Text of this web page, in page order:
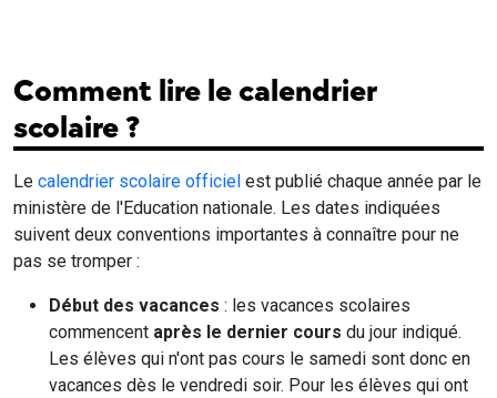
Comment lire le calendrier
scolaire ?
Le calendrier scolaire officiel est publié chaque année par le
ministère de l'Education nationale. Les dates indiquées
suivent deux conventions importantes à connaître pour ne
pas se tromper :
Début des vacances : les vacances scolaires
commencent après le dernier cours du jour indiqué.
Les élèves qui n'ont pas cours le samedi sont donc en
vacances dès le vendredi soir. Pour les élèves qui ont